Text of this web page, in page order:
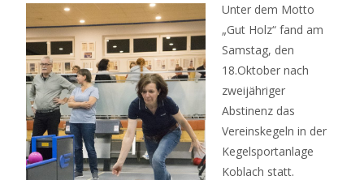
Unter dem Motto
„Gut Holz“ fand am
Samstag, den
18.Oktober nach
zweijähriger
Abstinenz das
Vereinskegeln in der
Kegelsportanlage
Koblach statt.